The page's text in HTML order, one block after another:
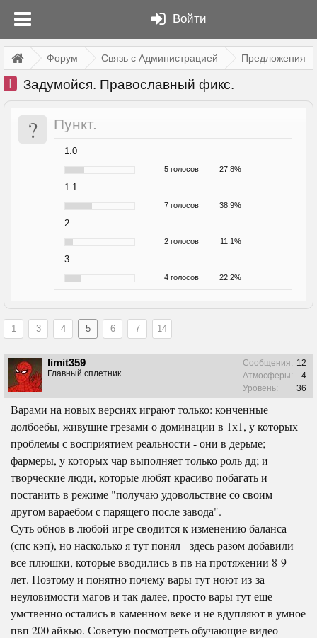
Войти
Форум Связь с Администрацией Предложения
I Задумойся. Православный фикс.
? Пункт.
1.0
5 голосов 27.8%
1.1
7 голосов 38.9%
2.
2 голосов 11.1%
3.
4 голосов 22.2%
1 3 4 5 6 7 14
limit359
Главный сплетник
Сообщения: 12
Атмосферы:
4
Уровень:
36
Варами на новых версиях играют только: конченные
долбоебы, живущие грезами о доминации в 1х1, у которых
проблемы с восприятием реальности - они в дерьме;
фармеры, у которых чар выполняет только роль дд; и
творческие люди, которые любят красиво побагать и
постанить в режиме "получаю удовольствие со своим
другом вараебом с парящего после завода".
Суть обнов в любой игре сводится к изменению баланса
(спс кэп), но насколько я тут понял - здесь разом добавили
все плюшки, которые вводились в пв на протяжении 8-9
лет. Поэтому и понятно почему вары тут ноют из-за
неуловимости магов и так далее, просто вары тут еще
умственно остались в каменном веке и не вдупляют в умное
пвп 200 айкью. Советую посмотреть обучающие видео